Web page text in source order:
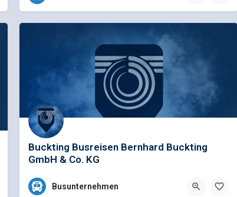
Buckting Busreisen Bernhard Buckting
GmbH & Co. KG
0 25 41 / 7 10 42
Borkener Straße 7, Coesfeld,
Busunternehmen